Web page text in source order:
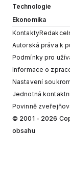
Technologie
Ekonomika
KontaktyRedakce
Autorská práva k
Podmínky pro
Informace o
Nastavení
Jednotná
Povinně
© 2001 - 2026
obsahu